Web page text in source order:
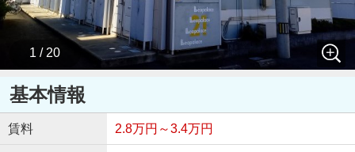
1 / 20
基本情報
賃料 2.8万円～3.4万円